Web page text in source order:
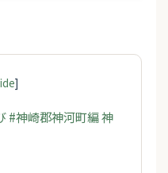
]
#神崎郡神河町編 神